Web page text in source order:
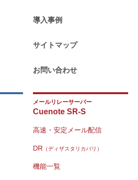
導入事例
サイトマップ
お問い合わせ
メールリレーサーバー
Cuenote SR-S
高速・安定メール配信
DR （ディザスタリカバリ）
機能一覧